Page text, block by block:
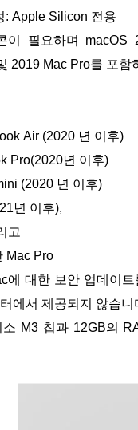
: Apple Silicon 전용
이 필요하며
2019 Mac Pro를 포함
Air (2020 년 이후)
Pro(2020년 이후)
(2020 년 이후)
년 이후),
고
Mac Pro
에 대한 보안 업데이
에서 제공되지 않습니
M3 칩과 12GB의